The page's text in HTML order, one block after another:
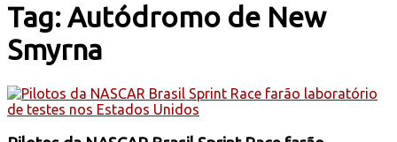
Tag:Autódromo de New
Smyrna